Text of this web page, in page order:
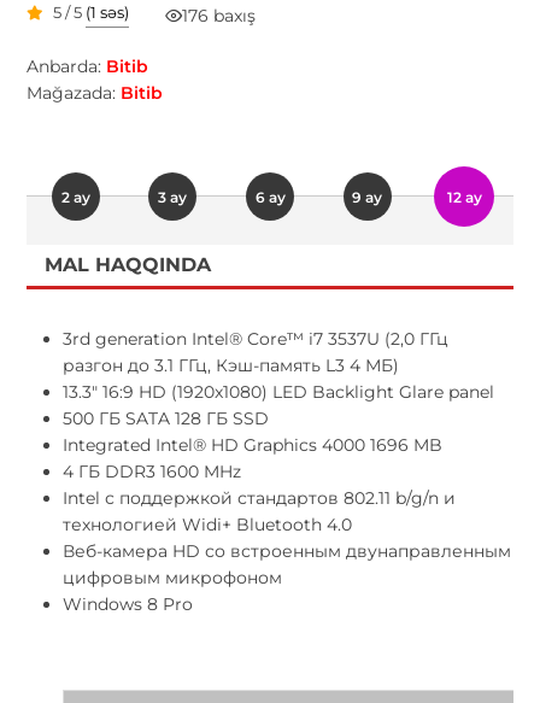
5 / 5 (1 səs) 176 baxış
Anbarda: Bitib
Mağazada: Bitib
2 ay 3 ay 6 ay 9 ay 12 ay
MAL HAQQINDA
3rd generation Intel® Core™ i7 3537U (2,0 ГГц
разгон до 3.1 ГГц, Кэш-память L3 4 МБ)
13.3" 16:9 HD (1920x1080) LED Backlight Glare panel
500 ГБ SATA 128 ГБ SSD
Integrated Intel® HD Graphics 4000 1696 MB
4 ГБ DDR3 1600 MHz
Intel с поддержкой стандартов 802.11 b/g/n и
технологией Widi+ Bluetooth 4.0
Веб-камера HD со встроенным двунаправленным
цифровым микрофоном
Windows 8 Pro